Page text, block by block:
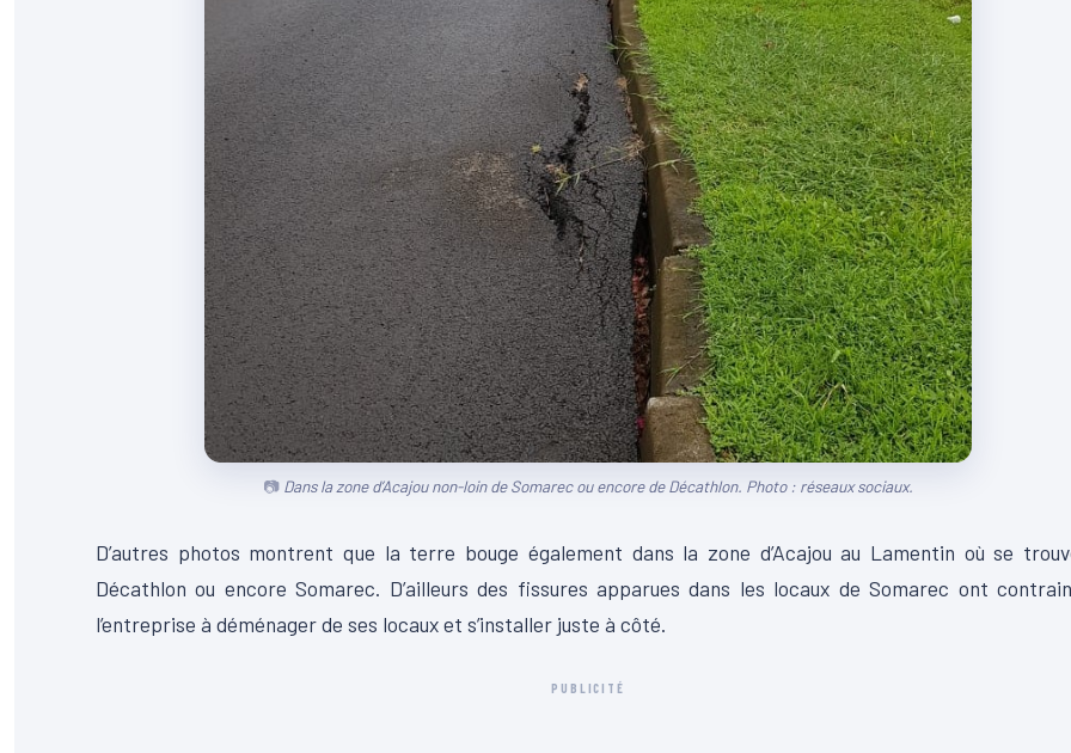
Dans la zone d’Acajou non-loin de Somarec ou encore de Décathlon. Photo : réseaux sociaux.
D’autres photos montrent que la terre bouge également dans la zone d’Acajou au Lamentin où se
Décathlon ou encore Somarec. D’ailleurs des fissures apparues dans les locaux de Somarec ont
l’entreprise à déménager de ses locaux et s’installer juste à côté.
PUBLICITÉ